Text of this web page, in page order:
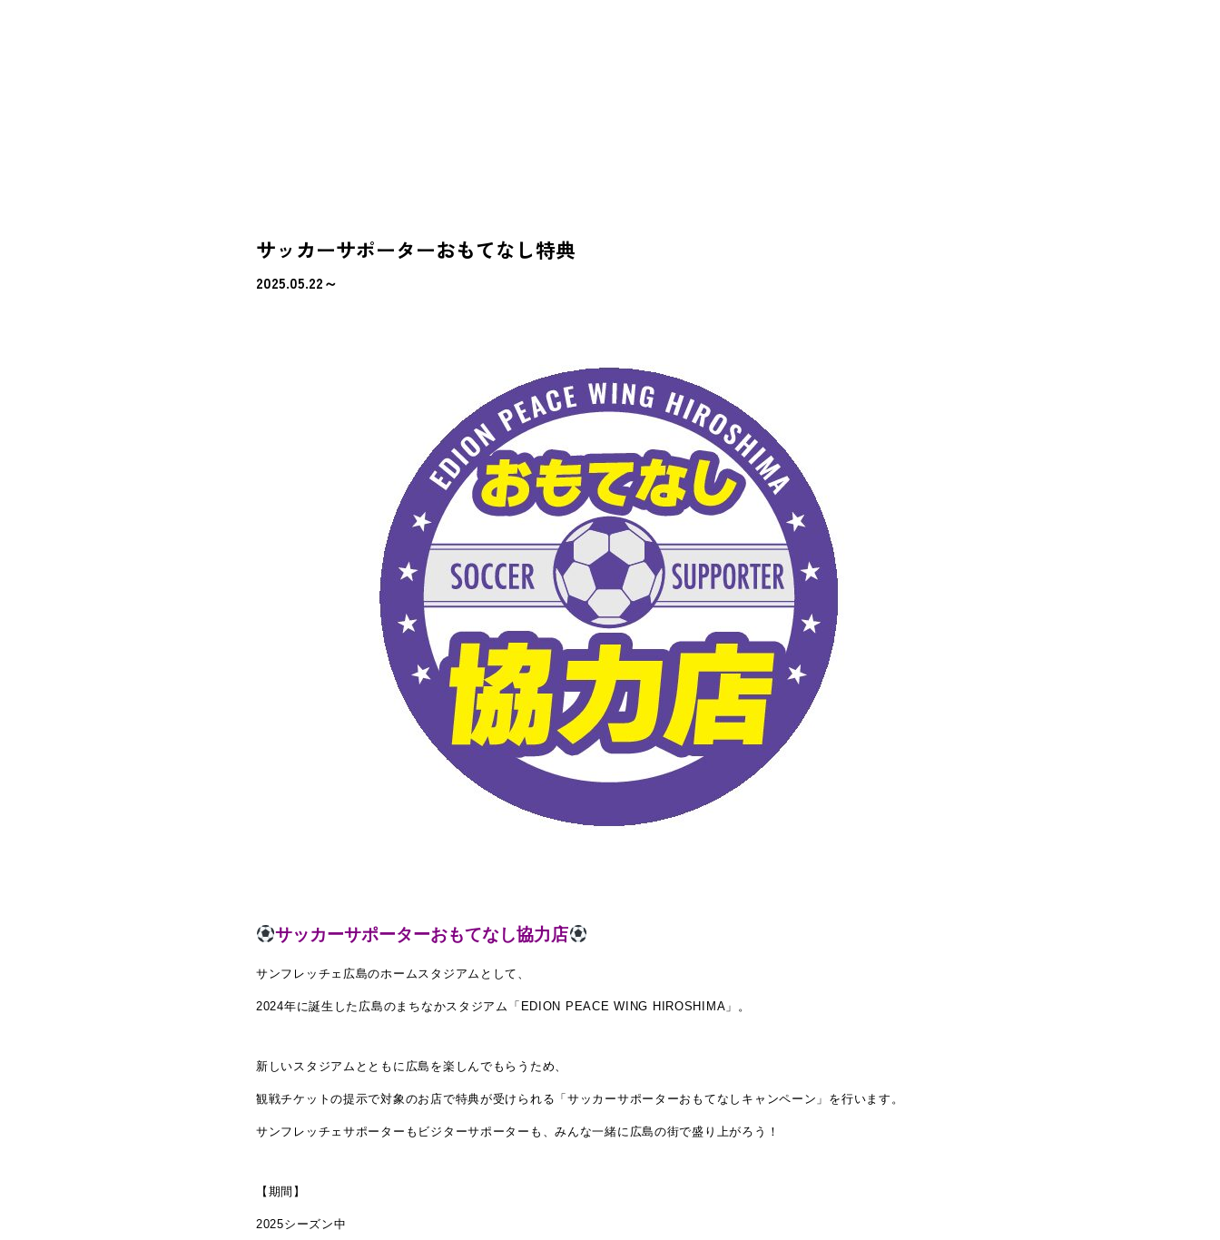
サッカーサポーターおもてなし特典
2025.05.22～
サッカーサポーターおもてなし協力店
サンフレッチェ広島のホームスタジアムとして、
2024年に誕生した広島のまちなかスタジアム「EDION PEACE WING HIROSHIMA」。
新しいスタジアムとともに広島を楽しんでもらうため、
観戦チケットの提示で対象のお店で特典が受けられる「サッカーサポーターおもてなしキャンペーン」を行います。
サンフレッチェサポーターもビジターサポーターも、みんな一緒に広島の街で盛り上がろう！
【期間】
2025シーズン中